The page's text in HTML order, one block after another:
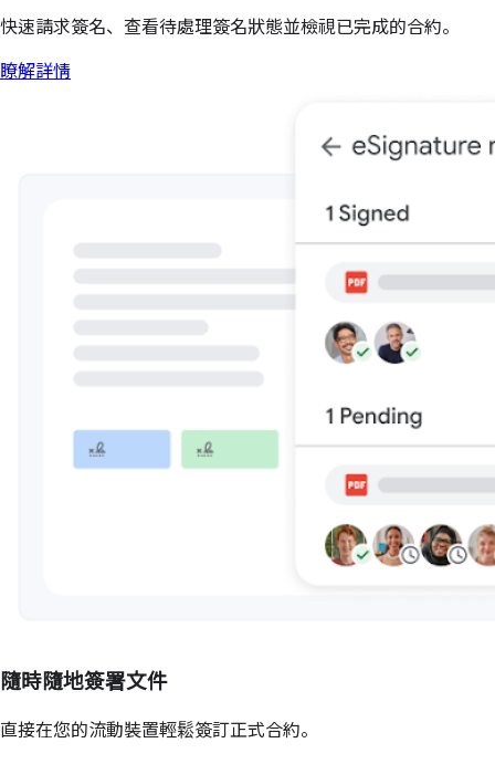
快速請求簽名、查看待處理簽名狀態並檢視已完成的合約。
瞭解詳情
隨時隨地簽署文件
直接在您的流動裝置輕鬆簽訂正式合約。